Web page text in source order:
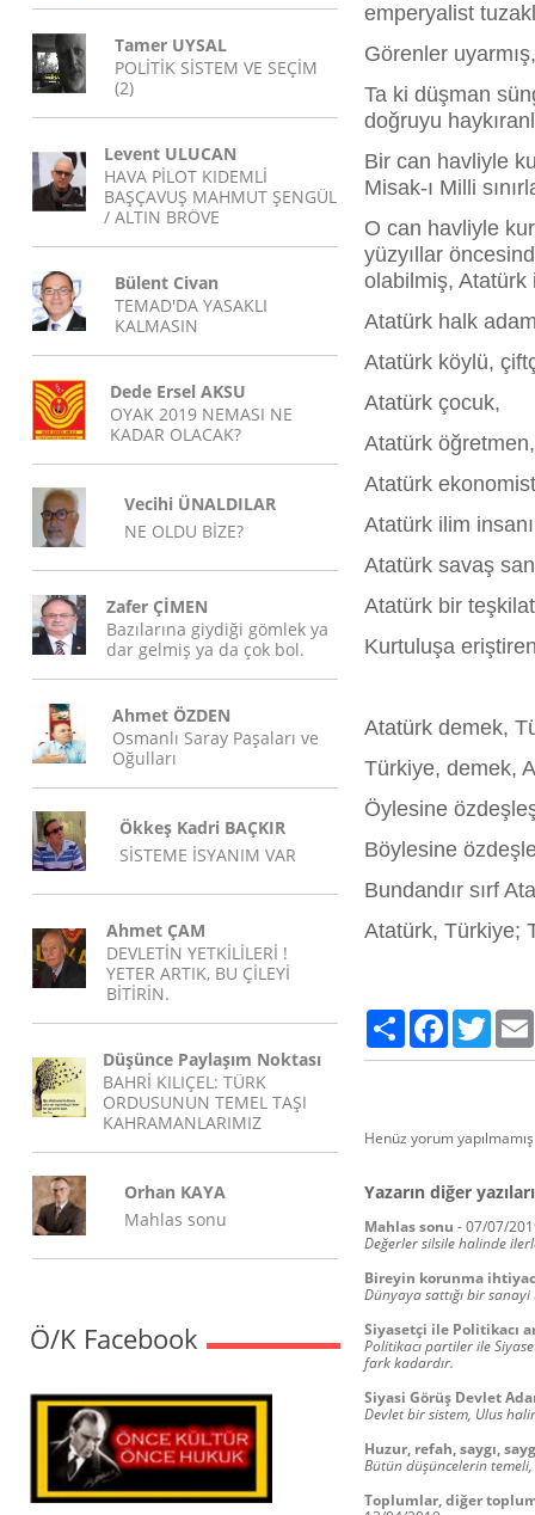
Tamer UYSAL
POLİTİK SİSTEM VE SEÇİM
(2)
Levent ULUCAN
HAVA PİLOT KIDEMLİ
BAŞÇAVUŞ MAHMUT ŞENGÜL
/ ALTIN BRÖVE
Bülent Civan
TEMAD'DA YASAKLI
KALMASIN
Dede Ersel AKSU
OYAK 2019 NEMASI NE
KADAR OLACAK?
Vecihi ÜNALDILAR
NE OLDU BİZE?
Zafer ÇİMEN
Bazılarına giydiği gömlek ya
dar gelmiş ya da çok bol.
Ahmet ÖZDEN
Osmanlı Saray Paşaları ve
Oğulları
Ökkeş Kadri BAÇKIR
SİSTEME İSYANIM VAR
Ahmet ÇAM
DEVLETİN YETKİLİLERİ !
YETER ARTIK, BU ÇİLEYİ
BİTİRİN.
Düşünce Paylaşım Noktası
BAHRİ KILIÇEL: TÜRK
ORDUSUNUN TEMEL TAŞI
KAHRAMANLARIMIZ
Orhan KAYA
Mahlas sonu
Ö/K Facebook
emperyalist
Görenler
Ta ki düşman
doğruyu
Bir can havliyle
Misak-ı Milli
O can havliyle
yüzyıllar
olabilmiş,
Atatürk halk
Atatürk köylü,
Atatürk çocuk,
Atatürk öğretmen,
Atatürk
Atatürk ilim
Atatürk savaş
Atatürk bir
Kurtuluşa
Atatürk demek,
Türkiye, demek,
Öylesine
Böylesine
Bundandır sırf
Atatürk, Türkiye;
Paylaş Facebook
Henüz yorum
Yazarın diğer yazıları
Mahlas sonu -07/07/
Değerler silsile halinde
Bireyin korunma
Dünyaya sattığı bir
Siyasetçi ile Politikacı
Politikacı partiler ile
fark kadardır.
Siyasi Görüş Devlet
Devlet bir sistem, Ulus
Huzur, refah, saygı,
Bütün düşüncelerin
Toplumlar, diğer